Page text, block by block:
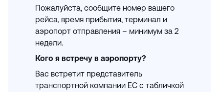
Пожалуйста, сообщите номер вашего
рейса, время прибытия, терминал и
аэропорт отправления – минимум за 2
недели.
Кого я встречу в аэропорту?
Вас встретит представитель
транспортной компании EC с табличкой